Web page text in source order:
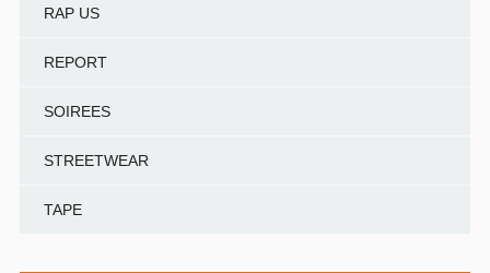
RAP US
REPORT
SOIREES
STREETWEAR
TAPE